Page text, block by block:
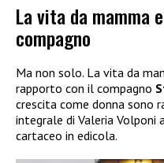
La vita da mamma
compagno
Ma non solo. La vita da
rapporto con il compagno
crescita come donna sono
integrale di Valeria Volponi a
cartaceo in edicola.